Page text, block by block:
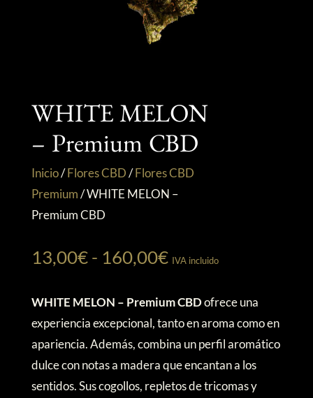
WHITE MELON
– Premium CBD
Inicio/Flores CBD/Flores CBD
Premium/WHITE MELON –
Premium CBD
13,00€- 160,00€Rango
precios:
desde
13,00€
hasta
160,00€
IVA incluido
WHITE MELON – Premium CBDofrece una
experiencia excepcional, tanto en aroma como en
apariencia. Además, combina un perfil aromático
dulce con notas a madera que encantan a los
sentidos. Sus cogollos, repletos de tricomas y